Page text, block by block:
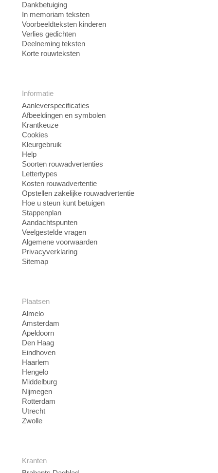
Dankbetuiging
In memoriam teksten
Voorbeeldteksten kinderen
Verlies gedichten
Deelneming teksten
Korte rouwteksten
Informatie
Aanleverspecificaties
Afbeeldingen en symbolen
Krantkeuze
Cookies
Kleurgebruik
Help
Soorten rouwadvertenties
Lettertypes
Kosten rouwadvertentie
Opstellen zakelijke rouwadvertentie
Hoe u steun kunt betuigen
Stappenplan
Aandachtspunten
Veelgestelde vragen
Algemene voorwaarden
Privacyverklaring
Sitemap
Plaatsen
Almelo
Amsterdam
Apeldoorn
Den Haag
Eindhoven
Haarlem
Hengelo
Middelburg
Nijmegen
Rotterdam
Utrecht
Zwolle
Kranten